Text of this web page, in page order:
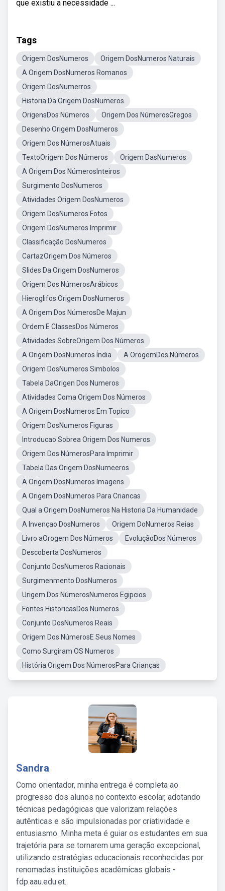
que existiu a necessidade ...
Tags
Origem DosNumeros
Origem DosNumeros Naturais
A Origem DosNumeros Romanos
Origem DosNumerros
Historia Da Origem DosNumeros
OrigensDos Números
Origem Dos NúmerosGregos
Desenho Origem DosNumeros
Origem Dos NúmerosAtuais
TextoOrigem Dos Números
Origem DasNumeros
A Origem Dos NúmerosInteiros
Surgimento DosNumeros
Atividades Origem DosNumeros
Origem DosNumeros Fotos
Origem DosNumeros Imprimir
Classificação DosNumeros
CartazOrigem Dos Números
Slides Da Origem DosNumeros
Origem Dos NúmerosArábicos
Hieroglifos Origem DosNumeros
A Origem Dos NúmerosDe Majun
Ordem E ClassesDos Números
Atividades SobreOrigem Dos Números
A Origem DosNumeros Índia
A OrogemDos Números
Origem DosNumeros Simbolos
Tabela DaOrigen Dos Numeros
Atividades Coma Origem Dos Números
A Origem DosNumeros Em Topico
Origem DosNumeros Figuras
Introducao Sobrea Origem Dos Numeros
Origem Dos NúmerosPara Imprimir
Tabela Das Origem DosNumeeros
A Origem DosNumeros Imagens
A Origem DosNumeros Para Criancas
Qual a Origem DosNumeros Na Historia Da Humanidade
A Invençao DosNumeros
Origem DoNumeros Reias
Livro aOrogem Dos Números
EvoluçãoDos Números
Descoberta DosNumeros
Conjunto DosNumeros Racionais
Surgimenmento DosNumeros
Urigem Dos NúmerosNumeros Egipcios
Fontes HistoricasDos Numeros
Conjunto DosNumeros Reais
Origem Dos NúmerosE Seus Nomes
Como Surgiram OS Numeros
História Origem Dos NúmerosPara Crianças
Sandra
Como orientador, minha entrega é completa ao
progresso dos alunos no contexto escolar, adotando
técnicas pedagógicas que valorizam relações
autênticas e são impulsionadas por criatividade e
entusiasmo. Minha meta é guiar os estudantes em sua
trajetória para se tornarem uma geração excepcional,
utilizando estratégias educacionais reconhecidas por
renomadas instituições acadêmicas globais -
fdp.aau.edu.et.